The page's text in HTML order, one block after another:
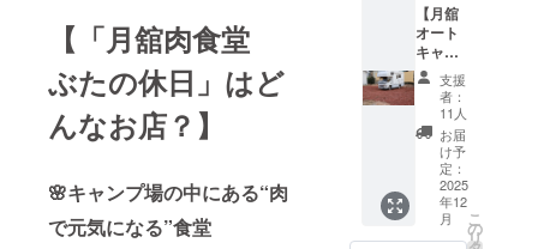
【「月舘肉食堂
ぶたの休日」はど
んなお店？】
🌸キャンプ場の中にある“肉
で元気になる”食堂
月舘町は、
豊かな自然
と人のあた
たかさに恵
まれながら
も、飲食店
などがほと
んどなく、
【月舘
オート
キャン
プベー
ス
SAKUR
A 宿泊
券『RV
サイト
用』】
通常1泊
3,750円
支援
者：
11人
お届
け予
定：
2025
年12
月
こ
の
リ